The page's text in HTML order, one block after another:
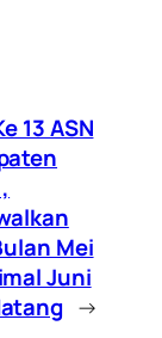
13 ASN
Mei
Juni
→